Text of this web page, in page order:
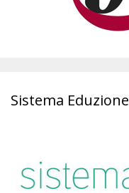
Sistema Eduzione